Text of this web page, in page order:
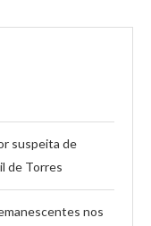
suspeita de
de Torres
nos